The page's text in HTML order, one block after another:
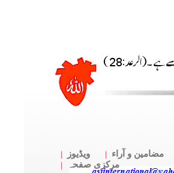
مضامین و آراء
ویڈیوز
مرکزی صفحہ